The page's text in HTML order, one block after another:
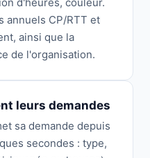
annuels CP/RTT et
ainsi que la
de l'organisation.
leurs demandes
sa demande depuis
secondes : type,